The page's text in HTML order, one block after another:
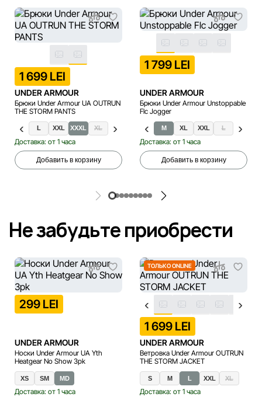
1 699 LEI
UNDER ARMOUR
Брюки Under Armour UA OUTRUN
THE STORM PANTS
M L XXL XXXL XL
Доставка: от 1 часа
Добавить в корзину
1 799 LEI
UNDER ARMOUR
Брюки Under Armour Unstoppable
Flc Jogger
S M XL XXL L
Доставка: от 1 часа
Добавить в корзину
Не забудьте приобрести
299 LEI
UNDER ARMOUR
Носки Under Armour UA Yth
Heatgear No Show 3pk
XS SM MD
Доставка: от 1 часа
ТОЛЬКО ONLINE
1 699 LEI
UNDER ARMOUR
Ветровка Under Armour OUTRUN
THE STORM JACKET
S M L XXL XL
Доставка: от 1 часа